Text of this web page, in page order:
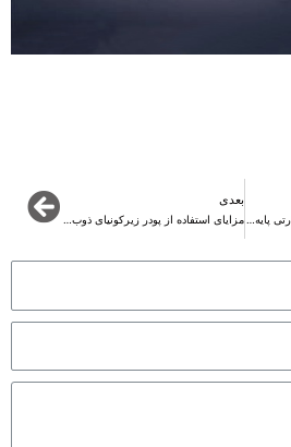
کاربردهای پودرهای پاشش حرارتی پایه زیرکونیا
بعدی
مزایای استفاده از پودر زیرکونیای ذوب شده به عنوان ماده اصطکاک دیسک ترمز چیست؟